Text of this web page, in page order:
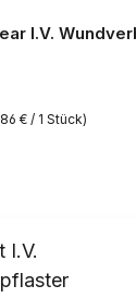
I.V.
€ / 1 Stück)